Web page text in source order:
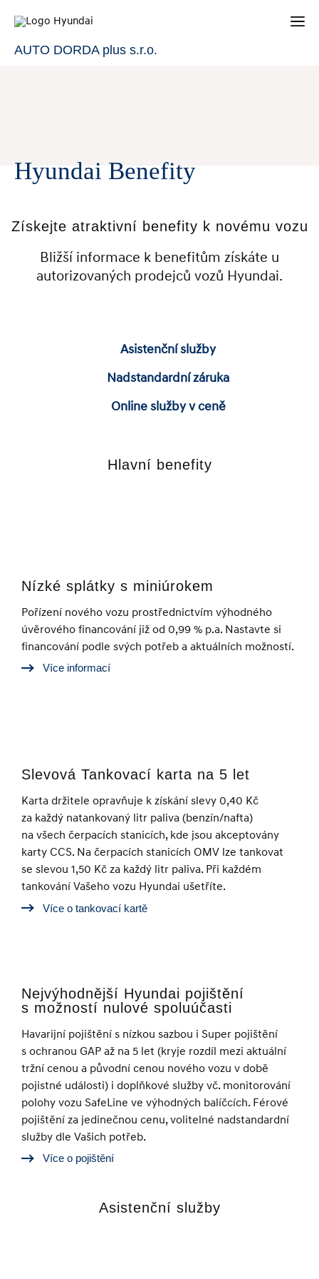
AUTO DORDA plus s.r.o.
Hyundai Benefity
Získejte atraktivní benefity k novému vozu
Bližší informace k benefitům získáte u
autorizovaných prodejců vozů Hyundai.
Asistenční služby
Nadstandardní záruka
Online služby v ceně
Hlavní benefity
Nízké splátky s miniúrokem
Pořízení nového vozu prostřednictvím výhodného
úvěrového financování již od 0,99 % p.a. Nastavte si
financování podle svých potřeb a aktuálních možností.
Více informací
Slevová Tankovací karta na 5 let
Karta držitele opravňuje k získání slevy 0,40 Kč
za každý natankovaný litr paliva (benzín/nafta)
na všech čerpacích stanicích, kde jsou akceptovány
karty CCS. Na čerpacích stanicích OMV lze tankovat
se slevou 1,50 Kč za každý litr paliva. Při každém
tankování Vašeho vozu Hyundai ušetříte.
Více o tankovací kartě
Nejvýhodnější Hyundai pojištění
s možností nulové spoluúčasti
Havarijní pojištění s nízkou sazbou i Super pojištění
s ochranou GAP až na 5 let (kryje rozdíl mezi aktuální
tržní cenou a původní cenou nového vozu v době
pojistné události) i doplňkové služby vč. monitorování
polohy vozu SafeLine ve výhodných balíčcích. Férové
pojištění za jedinečnou cenu, volitelné nadstandardní
služby dle Vašich potřeb.
Více o pojištění
Asistenční služby